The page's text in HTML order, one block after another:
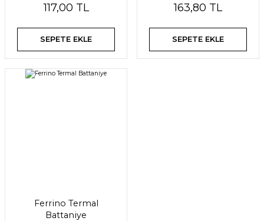
117,00 TL
SEPETE EKLE
163,80 TL
SEPETE EKLE
Ferrino Termal
Battaniye